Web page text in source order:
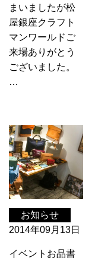
まいましたが松
屋銀座クラフト
マンワールドご
来場ありがとう
ございました。
…
お知らせ
2014年09月13日
イベントお品書